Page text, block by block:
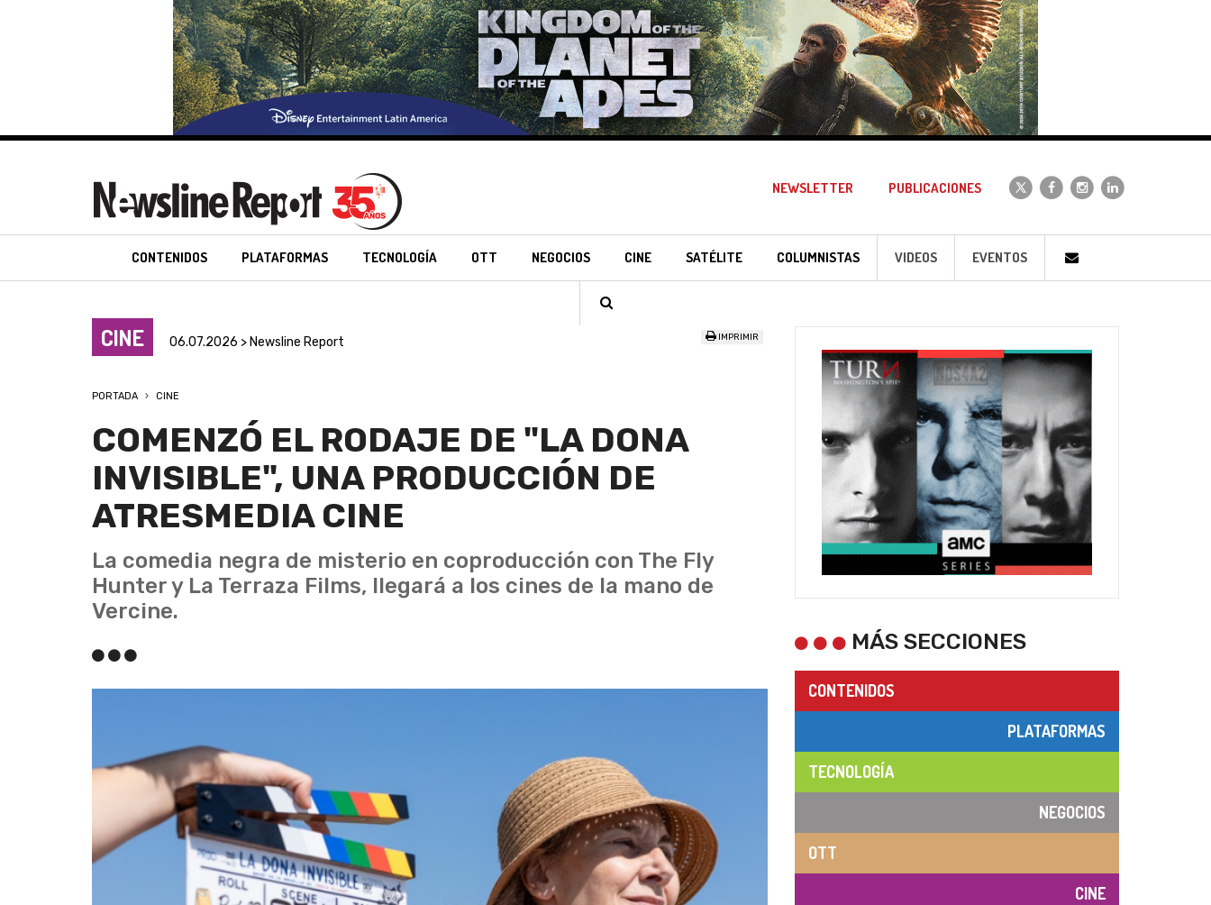
NEWSLETTER PUBLICACIONES
CONTENIDOS PLATAFORMAS TECNOLOGÍA OTT NEGOCIOS CINE SATÉLITE COLUMNISTAS VIDEOS EVENTOS
CINE 06.07.2026 > Newsline Report IMPRIMIR
PORTADA CINE
COMENZÓ EL RODAJE DE "LA DONA
INVISIBLE", UNA PRODUCCIÓN DE
ATRESMEDIA CINE
La comedia negra de misterio en coproducción con The Fly
Hunter y La Terraza Films, llegará a los cines de la mano de
Vercine.
MÁS SECCIONES
CONTENIDOS
PLATAFORMAS
TECNOLOGÍA
NEGOCIOS
OTT
CINE